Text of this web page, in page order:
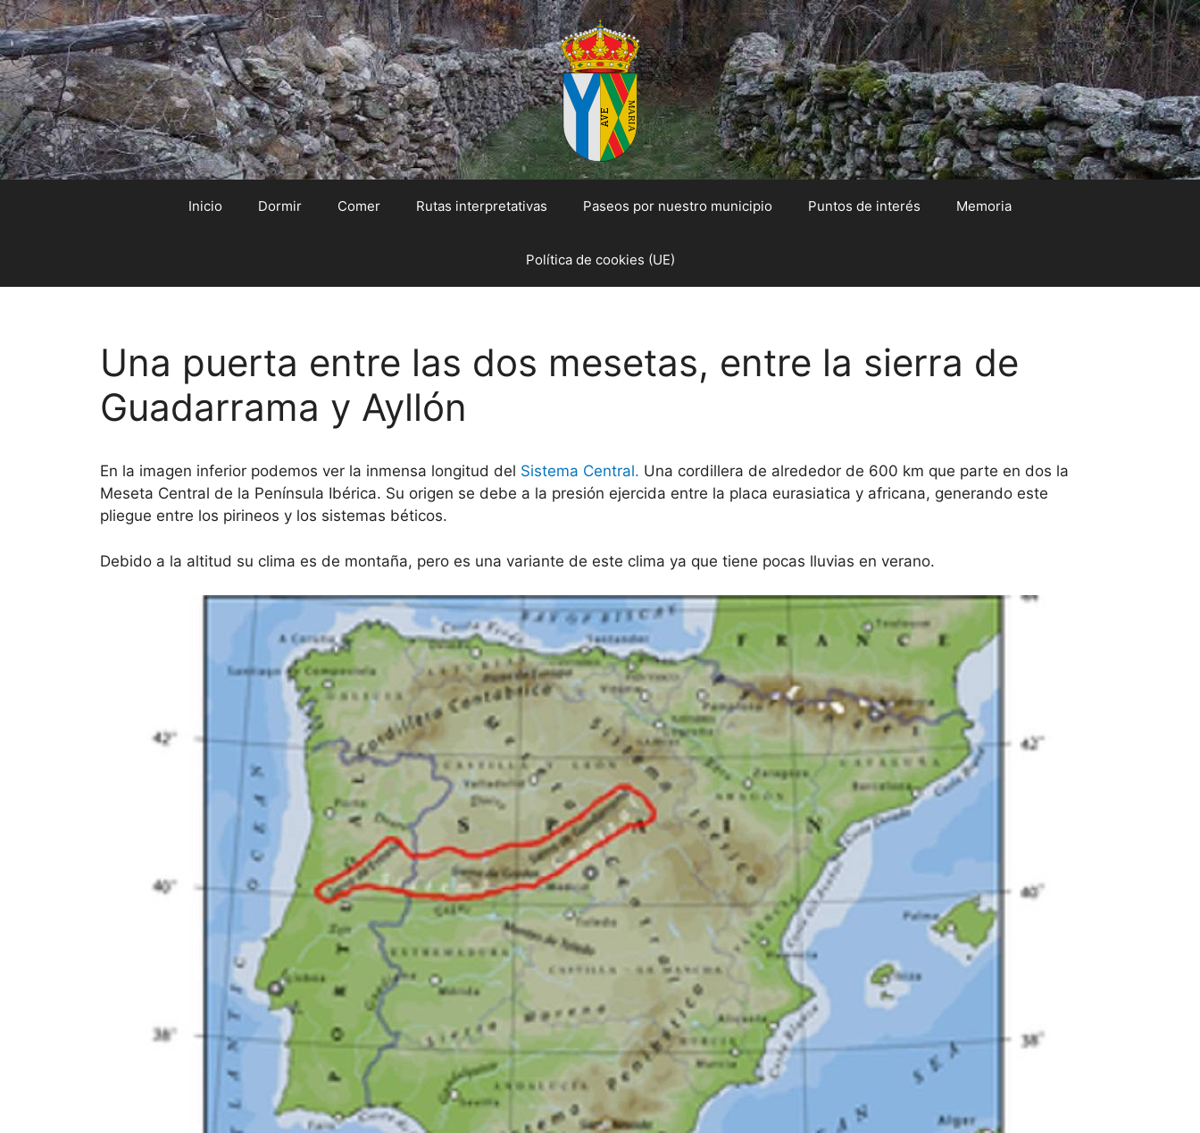
Saltar
al
contenido
Inicio Dormir Comer Rutas interpretativas Paseos por nuestro municipio Puntos de interés Memoria
Política de cookies (UE)
Una puerta entre las dos mesetas, entre la sierra de
Guadarrama y Ayllón
En la imagen inferior podemos ver la inmensa longitud del Sistema Central. Una cordillera de alrededor de 600 km que parte en dos la
Meseta Central de la Península Ibérica. Su origen se debe a la presión ejercida entre la placa eurasiatica y africana, generando este
pliegue entre los pirineos y los sistemas béticos.
Debido a la altitud su clima es de montaña, pero es una variante de este clima ya que tiene pocas lluvias en verano.